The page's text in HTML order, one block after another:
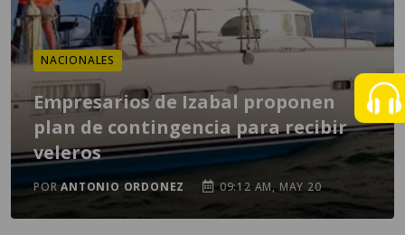
NACIONALES
Empresarios de Izabal proponen
plan de contingencia para recibir
veleros
PORANTONIO ORDONEZ 09:12 AM, MAY 20